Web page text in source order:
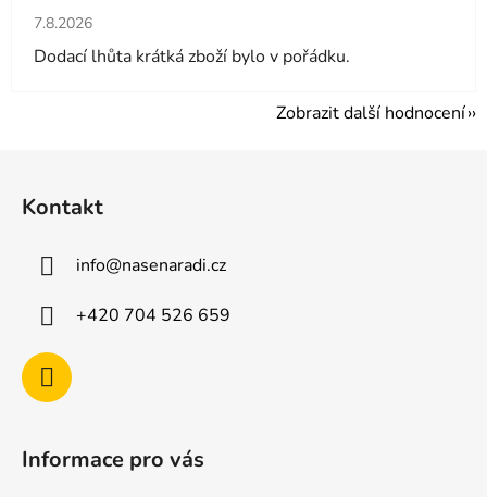
Hodnocení obchodu je 5 z 5 hvězdiček.
7.8.2026
Dodací lhůta krátká zboží bylo v pořádku.
Zobrazit další hodnocení
Kontakt
info@nasenaradi.cz
+420 704 526 659
Informace pro vás